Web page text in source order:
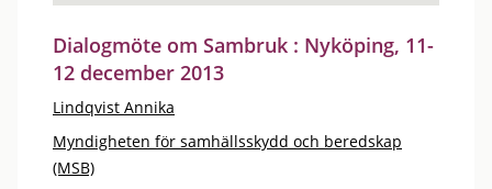
Dialogmöte om Sambruk : Nyköping, 11-
12 december 2013
Lindqvist Annika
Myndigheten för samhällsskydd och beredskap
(MSB)